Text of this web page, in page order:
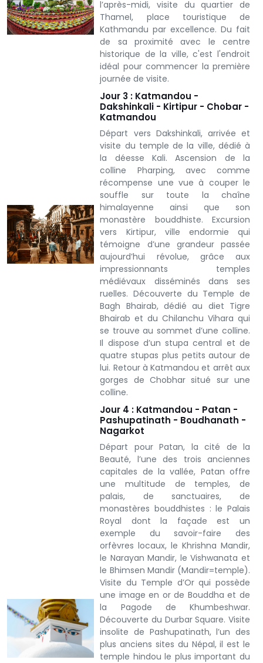
l’après-midi, visite du quartier de
Thamel, place touristique de
Kathmandu par excellence. Du fait
de sa proximité avec le centre
historique de la ville, c'est l'endroit
idéal pour commencer la première
journée de visite.
Jour 3 : Katmandou -
Dakshinkali - Kirtipur - Chobar -
Katmandou
Départ vers Dakshinkali, arrivée et
visite du temple de la ville, dédié à
la déesse Kali. Ascension de la
colline Pharping, avec comme
récompense une vue à couper le
souffle sur toute la chaîne
himalayenne ainsi que son
monastère bouddhiste. Excursion
vers Kirtipur, ville endormie qui
témoigne d’une grandeur passée
aujourd’hui révolue, grâce aux
impressionnants temples
médiévaux disséminés dans ses
ruelles. Découverte du Temple de
Bagh Bhairab, dédié au diet Tigre
Bhairab et du Chilanchu Vihara qui
se trouve au sommet d’une colline.
Il dispose d’un stupa central et de
quatre stupas plus petits autour de
lui. Retour à Katmandou et arrêt aux
gorges de Chobhar situé sur une
colline.
Jour 4 : Katmandou - Patan -
Pashupatinath - Boudhanath -
Nagarkot
Départ pour Patan, la cité de la
Beauté, l’une des trois anciennes
capitales de la vallée, Patan offre
une multitude de temples, de
palais, de sanctuaires, de
monastères bouddhistes : le Palais
Royal dont la façade est un
exemple du savoir-faire des
orfèvres locaux, le Khrishna Mandir,
le Narayan Mandir, le Vishwanata et
le Bhimsen Mandir (Mandir=temple).
Visite du Temple d’Or qui possède
une image en or de Bouddha et de
la Pagode de Khumbeshwar.
Découverte du Durbar Square. Visite
insolite de Pashupatinath, l’un des
plus anciens sites du Népal, il est le
temple hindou le plus important du